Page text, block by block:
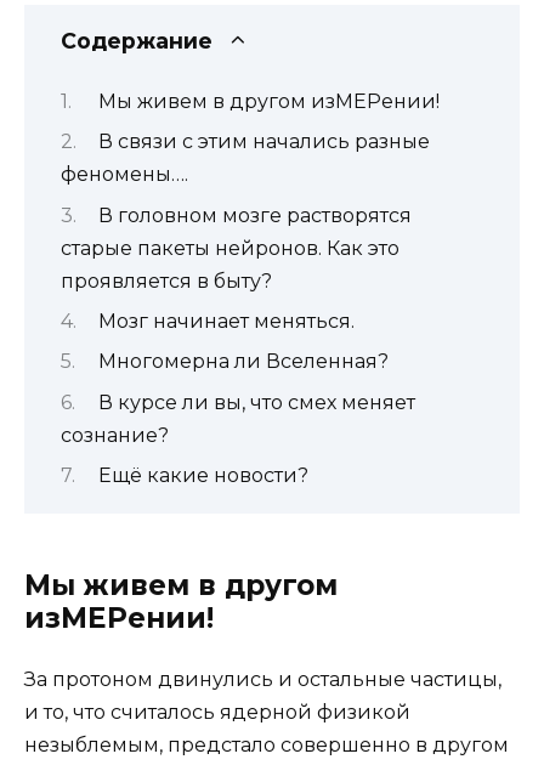
Содержание
Мы живем в другом изМЕРении!
В связи с этим начались разные
феномены….
В головном мозге растворятся
старые пакеты нейронов. Как это
проявляется в быту?
Мозг начинает меняться.
Многомерна ли Вселенная?
В курсе ли вы, что смех меняет
сознание?
Ещё какие новости?
Мы живем в другом
изМЕРении!
За протоном двинулись и остальные частицы,
и то, что считалось ядерной физикой
незыблемым, предстало совершенно в другом